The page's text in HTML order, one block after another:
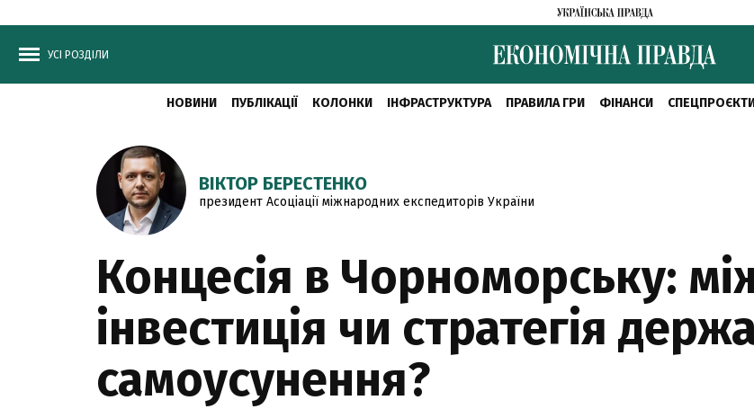
УСІ РОЗДІЛИ
НОВИНИ ПУБЛІКАЦІЇ КОЛОНКИ ІНФРАСТРУКТУРА ПРАВИЛА ГРИ ФІНАНСИ
ВІКТОР БЕРЕСТЕНКО
президент Асоціації міжнародних експедиторів України
Концесія в Чорноморську:
інвестиція чи стратегія
самоусунення?